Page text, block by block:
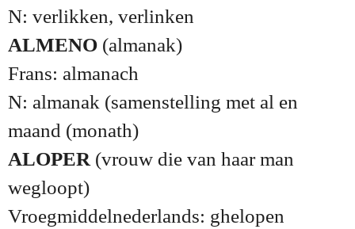
N: verlikken, verlinken
ALMENO (almanak)
Frans: almanach
N: almanak (samenstelling met al en
maand (monath)
ALOPER (vrouw die van haar man
wegloopt)
Vroegmiddelnederlands: ghelopen